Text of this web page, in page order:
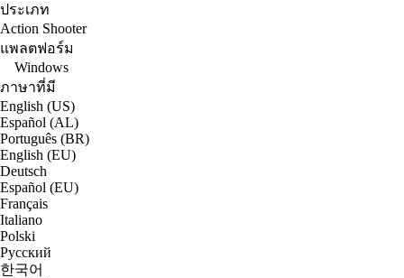
ประเภท
Action Shooter
แพลตฟอร์ม
Windows
ภาษาที่มี
English (US)
Español (AL)
Português (BR)
English (EU)
Deutsch
Español (EU)
Français
Italiano
Polski
Русский
한국어